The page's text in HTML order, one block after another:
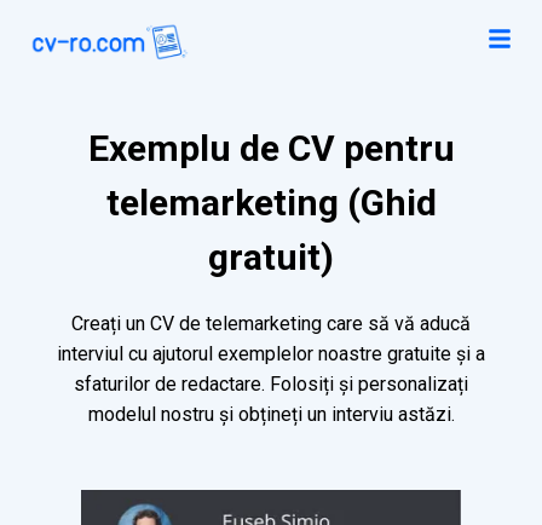
Exemplu de CV pentru
telemarketing (Ghid
gratuit)
Creați un CV de telemarketing care să vă aducă
interviul cu ajutorul exemplelor noastre gratuite și a
sfaturilor de redactare. Folosiți și personalizați
modelul nostru și obțineți un interviu astăzi.